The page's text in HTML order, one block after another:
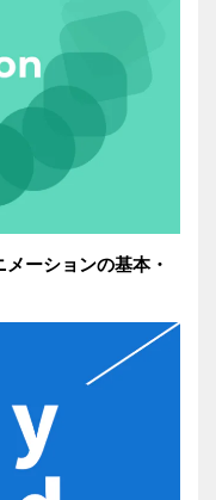
メーションの基本・